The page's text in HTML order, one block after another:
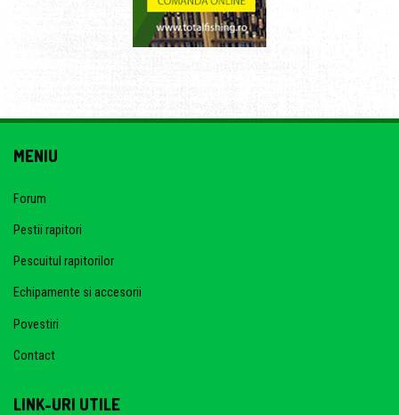
MENIU
Forum
Pestii rapitori
Pescuitul rapitorilor
Echipamente si accesorii
Povestiri
Contact
LINK-URI UTILE